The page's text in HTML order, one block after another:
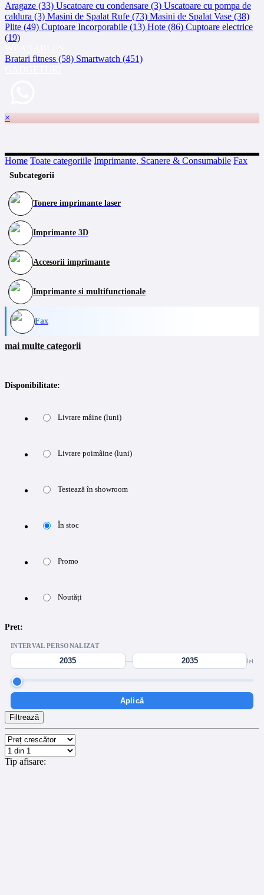
Aragaze (33) Uscatoare cu condensare (3) Uscatoare cu pompa de
caldura (3) Masini de Spalat Rufe (73) Masini de Spalat Vase (38)
Plite (49) Cuptoare Incorporabile (13) Hote (86) Cuptoare electrice
(19)
Bratari fitness (58) Smartwatch (451)
×
Home Toate categoriile Imprimante, Scanere & Consumabile Fax
Subcategorii
Tonere imprimante laser
Imprimante 3D
Accesorii imprimante
Imprimante si multifunctionale
Fax
mai multe categorii
Disponibilitate:
Livrare mâine (luni)
Livrare poimâine (luni)
Testează în showroom
În stoc
Promo
Noutăți
Pret:
INTERVAL PERSONALIZAT
— lei
Aplică
Filtrează
Tip afisare: